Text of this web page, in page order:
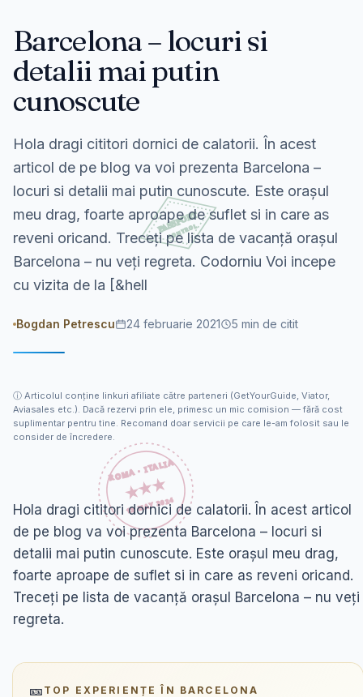
Barcelona – locuri si
detalii mai putin
cunoscute
Hola dragi cititori dornici de calatorii. În acest
articol de pe blog va voi prezenta Barcelona –
locuri si detalii mai putin cunoscute. Este orașul
meu drag, foarte aproape de suflet si in care as
reveni oricand. Treceți pe lista de vacanță orașul
Barcelona – nu veți regreta. Codorniu Voi incepe
cu vizita de la [&hell
Bogdan Petrescu 24 februarie 2021 5 min de citit
ⓘ Articolul conține linkuri afiliate către parteneri (GetYourGuide, Viator,
Aviasales etc.). Dacă rezervi prin ele, primesc un mic comision — fără cost
suplimentar pentru tine. Recomand doar servicii pe care le-am folosit sau le
consider de încredere.
Hola dragi cititori dornici de calatorii. În acest articol
de pe blog va voi prezenta Barcelona – locuri si
detalii mai putin cunoscute. Este orașul meu drag,
foarte aproape de suflet si in care as reveni oricand.
Treceți pe lista de vacanță orașul Barcelona – nu veți
regreta.
🎫 TOP EXPERIENȚE ÎN BARCELONA